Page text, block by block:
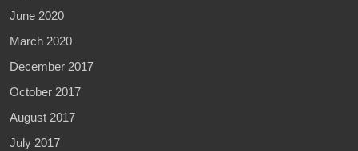
June 2020
March 2020
December 2017
October 2017
August 2017
July 2017